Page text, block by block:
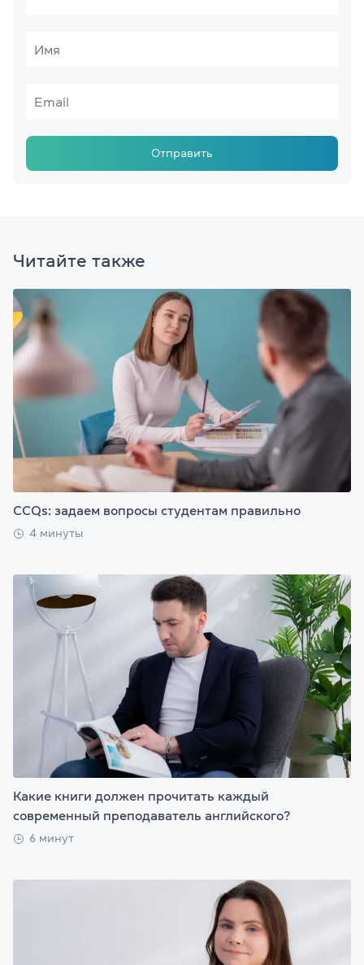
Отправить
Читайте также
CCQs: задаем вопросы студентам правильно
4 минуты
Какие книги должен прочитать каждый
современный преподаватель английского?
6 минут